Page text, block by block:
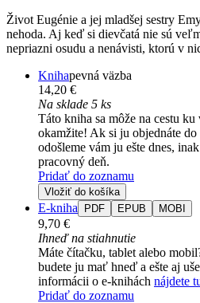
Život Eugénie a jej mladšej sestry
nehoda. Aj keď si dievčatá nie sú
nepriazni osudu a nenávisti, ktorú v
Knihapevná väzba
14,20 €
Na sklade 5 ks
Táto kniha sa môže na cestu
okamžite! Ak si ju objednáte
odošleme vám ju ešte dnes,
pracovný deň.
Pridať do zoznamu
Vložiť do košíka
E-kniha PDF EPUB MOBI
9,70 €
Ihneď na stiahnutie
Máte čítačku, tablet alebo
budete ju mať hneď a ešte aj
informácii o e-knihách nájdete
Pridať do zoznamu